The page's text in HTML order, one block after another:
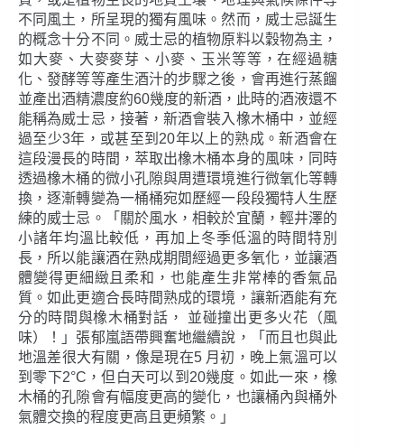
不同風土，所呈現的獨有風味。然而，威士忌誕生
的概念十分不同。威士忌的植物原料以穀物為主，
如大麥、大麥麥芽、小麥、玉米等等，在經過糖
化、發酵等等產生酒汁的步驟之後，會再進行蒸餾
並產出酒精濃度約60幾度的新酒，此時的酒液還不
能稱為威士忌，接著，新酒會裝入橡木桶中，並經
過至少3年，或甚至到20年以上的熟成。新酒會在
這段漫長的時間，萃取出橡木桶本身的風味，同時
透過橡木桶的微小孔隙與周遭環境進行微氧化等轉
換，逐漸轉變為一桶桶宛如歷經一段段獨特人生歷
練的威士忌。「關於風水，相較於宜蘭，輕井澤的
小諸年均溫比較低，再加上冬季低溫的時間特別
長，所以能讓酒在熟成期間經過更多氧化，並讓酒
體變得更細緻且柔和，也能產生非常棒的香氣品
質。如此更適合長時間熟成的環境，讓新酒能有充
分的時間與橡木桶對話， 並碰撞出更多火花（風
味）！」張郁嵐語帶興奮地繼續說，「而且也與此
地溫差很大有關，像是現在5 月初，晚上氣溫可以
到零下2°C，但白天可以到20幾度。如此一來，橡
木桶的孔隙會有幅度更高的變化，也讓桶內與桶外
氣體交換的程度更高且更頻繁。」